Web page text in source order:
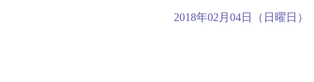
2018年02月04日（日曜日）